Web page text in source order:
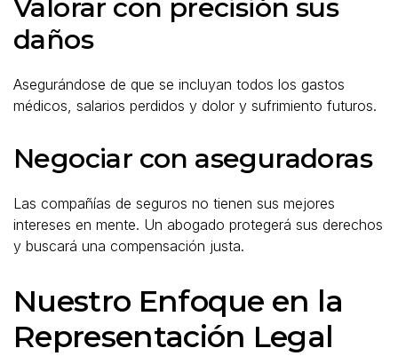
Valorar con precisión sus
daños
Asegurándose de que se incluyan todos los gastos
médicos, salarios perdidos y dolor y sufrimiento futuros.
Negociar con aseguradoras
Las compañías de seguros no tienen sus mejores
intereses en mente. Un abogado protegerá sus derechos
y buscará una compensación justa.
Nuestro Enfoque en la
Representación Legal